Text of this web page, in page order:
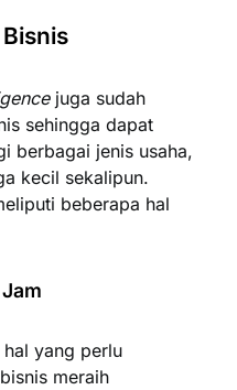
juga sudah
sehingga dapat
berbagai jenis usaha,
kecil sekalipun.
beberapa hal
hal yang perlu
meraih